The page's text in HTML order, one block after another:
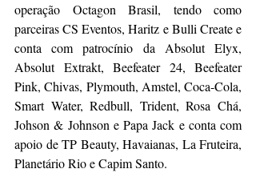
operação Octagon Brasil, tendo como
parceiras CS Eventos, Haritz e Bulli Create e
conta com patrocínio da Absolut Elyx,
Absolut Extrakt, Beefeater 24, Beefeater
Pink, Chivas, Plymouth, Amstel, Coca-Cola,
Smart Water, Redbull, Trident, Rosa Chá,
Johson & Johnson e Papa Jack e conta com
apoio de TP Beauty, Havaianas, La Fruteira,
Planetário Rio e Capim Santo.